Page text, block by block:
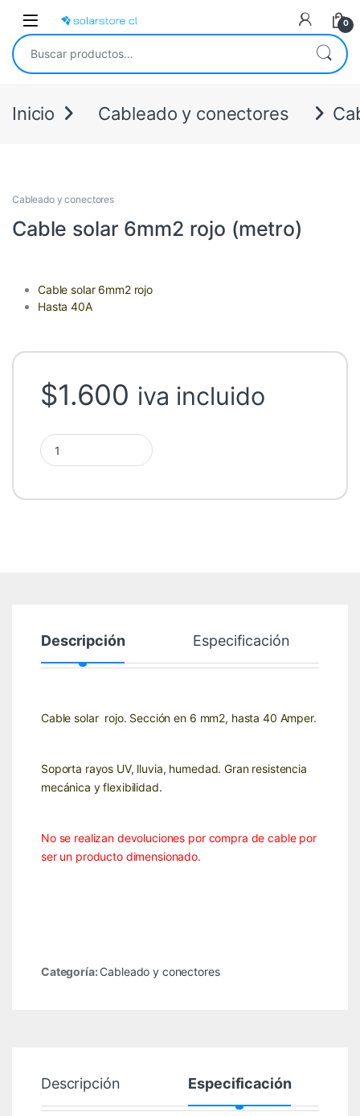
Open 0
Buscar por:
Inicio Cableado y conectores
Cableado y conectores
Cable solar 6mm2 rojo (metro)
Cable solar 6mm2 rojo
Hasta 40A
$1.600 iva incluido
Cable solar 6mm2 rojo (metro) quantity
Descripción Especificación
Cable solar rojo. Sección en 6 mm2, hasta 40 Amper.
Soporta rayos UV, lluvia, humedad. Gran resistencia
mecánica y flexibilidad.
No se realizan devoluciones por compra de cable por
ser un producto dimensionado.
Categoría: Cableado y conectores
Descripción Especificación